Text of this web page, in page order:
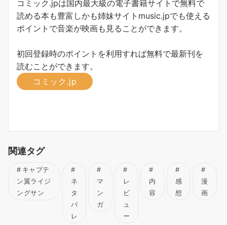
コミック.jpは国内最大級の電子書籍サイトで無料で
読める本も豊富しかも姉妹サイトmusic.jpでも使える
ポイントで音楽が映画も見ることができます。
初回登録時のポイントを利用すれば無料で最新刊を
読むことができます。
コミック.jp
関連タグ
キャプテ
ン翼ライジ
ングサン
ネ
タ
バ
レ
マ
ン
ガ
レ
ビ
ュ
ー
内
容
感
想
漫
画